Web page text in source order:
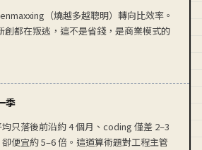
（燒越多越聰明）轉向比效率。
創都在叛逃，這不是省錢，是商業模式的
季
只落後前沿約 4 個月、coding 僅差 2–3
便宜約 5–6 倍。這道算術題對工程主管